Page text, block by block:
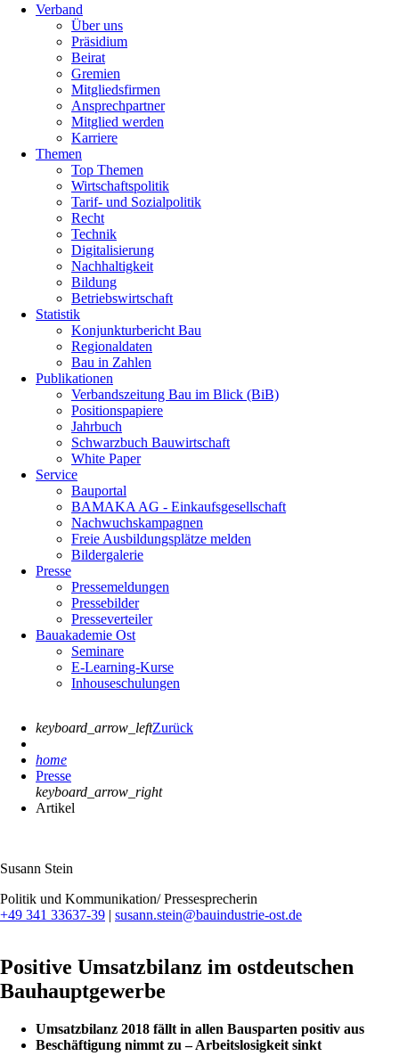
Verband
Über uns
Präsidium
Beirat
Gremien
Mitgliedsfirmen
Ansprechpartner
Mitglied werden
Karriere
Themen
Top Themen
Wirtschaftspolitik
Tarif- und Sozialpolitik
Recht
Technik
Digitalisierung
Nachhaltigkeit
Bildung
Betriebswirtschaft
Statistik
Konjunkturbericht Bau
Regionaldaten
Bau in Zahlen
Publikationen
Verbandszeitung Bau im Blick (BiB)
Positionspapiere
Jahrbuch
Schwarzbuch Bauwirtschaft
White Paper
Service
Bauportal
BAMAKA AG - Einkaufsgesellschaft
Nachwuchskampagnen
Freie Ausbildungsplätze melden
Bildergalerie
Presse
Pressemeldungen
Pressebilder
Presseverteiler
Bauakademie Ost
Seminare
E-Learning-Kurse
Inhouseschulungen
keyboard_arrow_leftZurück
home
Presse
keyboard_arrow_right
Artikel
Susann Stein
Politik und Kommunikation/ Pressesprecherin
+49 341 33637-39 | susann.stein@bauindustrie-ost.de
Positive Umsatzbilanz im ostdeutschen
Bauhauptgewerbe
Umsatzbilanz 2018 fällt in allen Bausparten positiv aus
Beschäftigung nimmt zu – Arbeitslosigkeit sinkt